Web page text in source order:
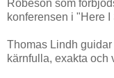
Robeson som
konferensen i "Here I
Thomas Lindh
kärnfulla, exakta och